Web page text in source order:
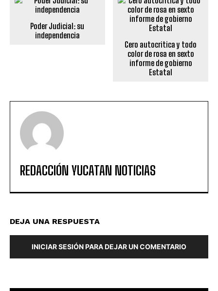
Poder Judicial: su
independencia
Cero autocritica y todo
color de rosa en sexto
informe de gobierno
Estatal
REDACCIÓN YUCATAN NOTICIAS
DEJA UNA RESPUESTA
INICIAR SESIÓN PARA DEJAR UN COMENTARIO